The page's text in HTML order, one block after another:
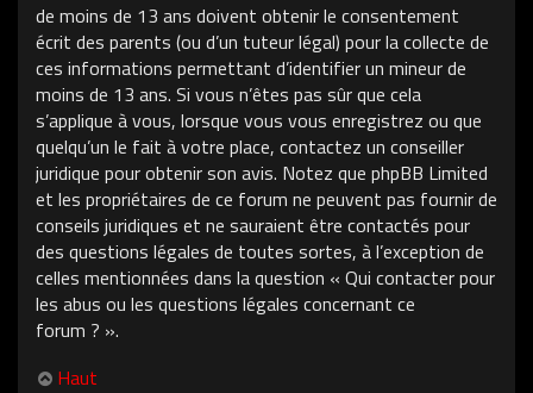
de moins de 13 ans doivent obtenir le consentement
écrit des parents (ou d’un tuteur légal) pour la collecte de
ces informations permettant d’identifier un mineur de
moins de 13 ans. Si vous n’êtes pas sûr que cela
s’applique à vous, lorsque vous vous enregistrez ou que
quelqu’un le fait à votre place, contactez un conseiller
juridique pour obtenir son avis. Notez que phpBB Limited
et les propriétaires de ce forum ne peuvent pas fournir de
conseils juridiques et ne sauraient être contactés pour
des questions légales de toutes sortes, à l’exception de
celles mentionnées dans la question « Qui contacter pour
les abus ou les questions légales concernant ce
forum ? ».
Haut